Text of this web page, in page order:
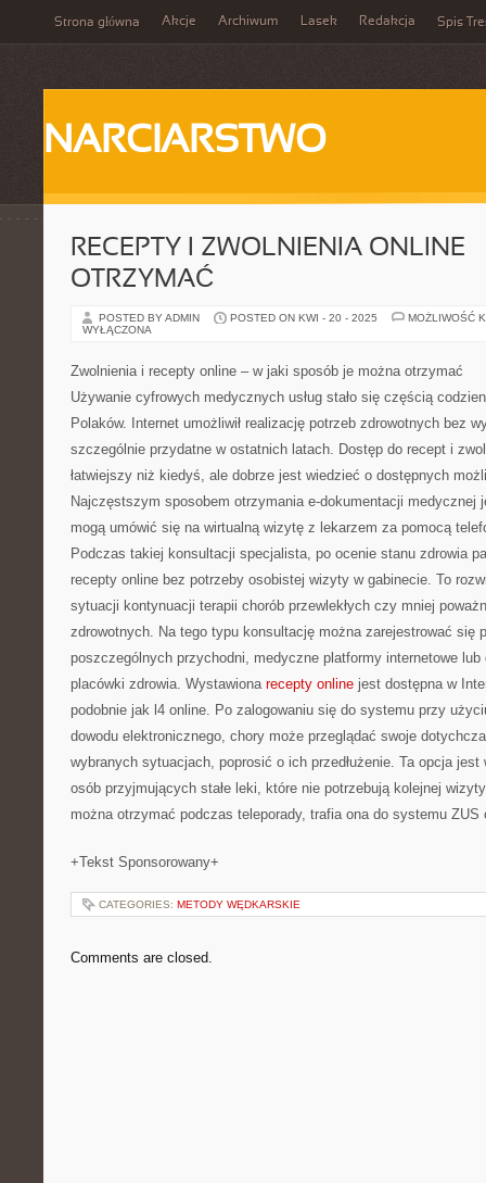
Strona główna Akcje Archiwum Lasek Redakcja Spis
NARCIARSTWO
RECEPTY I ZWOLNIENIA ONLINE
OTRZYMAĆ
POSTED BY ADMIN POSTED ON KWI - 20 - 2025
MOŻLIWOŚĆ
WYŁĄCZONA
Zwolnienia i recepty online – w jaki sposób je można otrzymać
Używanie cyfrowych medycznych usług stało się częścią
Polaków. Internet umożliwił realizację potrzeb zdrowotnych bez
szczególnie przydatne w ostatnich latach. Dostęp do recept i
łatwiejszy niż kiedyś, ale dobrze jest wiedzieć o dostępnych
Najczęstszym sposobem otrzymania e-dokumentacji medycznej
mogą umówić się na wirtualną wizytę z lekarzem za pomocą
Podczas takiej konsultacji specjalista, po ocenie stanu zdrowia
recepty online bez potrzeby osobistej wizyty w gabinecie. To
sytuacji kontynuacji terapii chorób przewlekłych czy mniej
zdrowotnych. Na tego typu konsultację można zarejestrować się
poszczególnych przychodni, medyczne platformy internetowe lub
placówki zdrowia. Wystawiona recepty online jest dostępna w
podobnie jak l4 online. Po zalogowaniu się do systemu przy
dowodu elektronicznego, chory może przeglądać swoje
wybranych sytuacjach, poprosić o ich przedłużenie. Ta opcja
osób przyjmujących stałe leki, które nie potrzebują kolejnej
można otrzymać podczas teleporady, trafia ona do systemu
+Tekst Sponsorowany+
CATEGORIES: METODY WĘDKARSKIE
Comments are closed.